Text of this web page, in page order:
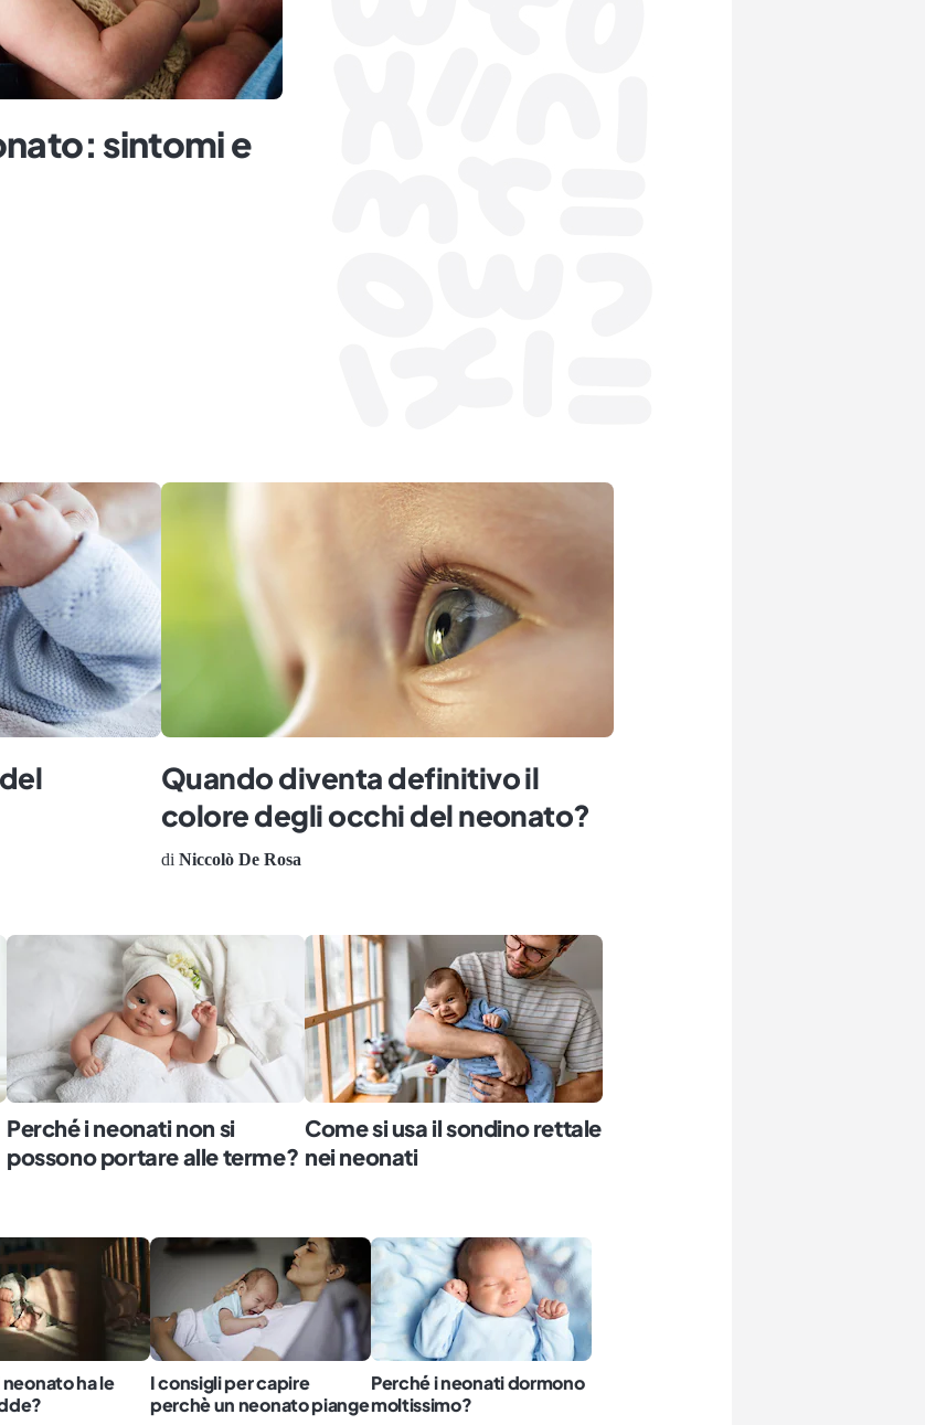
sintomi e
Quando diventa definitivo il
colore degli occhi del neonato?
di Niccolò De Rosa
Perché i neonati non si
possono portare alle terme?
Come si usa il sondino rettale
nei neonati
neonato ha le
I consigli per capire
perchè un neonato piange
Perché i neonati dormono
moltissimo?